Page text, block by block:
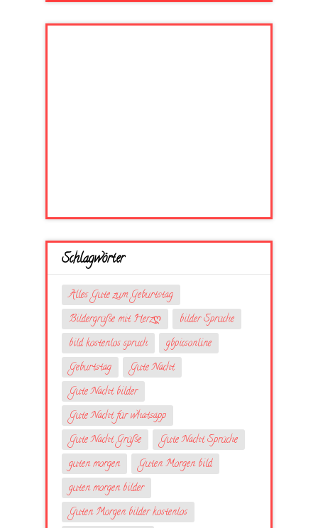
Schlagwörter
Alles Gute zum Geburtstag
Bildergrüße mit Herzღ
bilder Sprüche
bild kostenlos spruch
gbpicsonline
Geburtstag
Gute Nacht
Gute Nacht bilder
Gute Nacht für whatsapp
Gute Nacht Grüße
Gute Nacht Sprüche
guten morgen
Guten Morgen bild
guten morgen bilder
Guten Morgen bilder kostenlos